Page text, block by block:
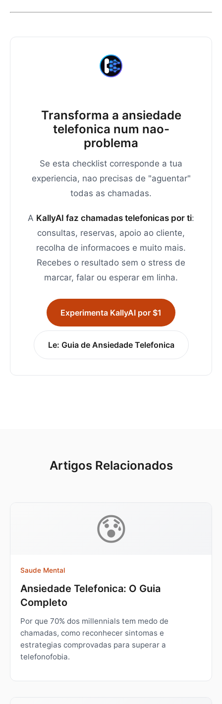
Transforma a ansiedade
telefonica num nao-
problema
Se esta checklist corresponde a tua
experiencia, nao precisas de "aguentar"
todas as chamadas.
A KallyAI faz chamadas telefonicas por ti:
consultas, reservas, apoio ao cliente,
recolha de informacoes e muito mais.
Recebes o resultado sem o stress de
marcar, falar ou esperar em linha.
Experimenta KallyAI por $1
Le: Guia de Ansiedade Telefonica
Artigos Relacionados
😰
Saude Mental
Ansiedade Telefonica: O Guia
Completo
Por que 70% dos millennials tem medo de
chamadas, como reconhecer sintomas e
estrategias comprovadas para superar a
telefonofobia.